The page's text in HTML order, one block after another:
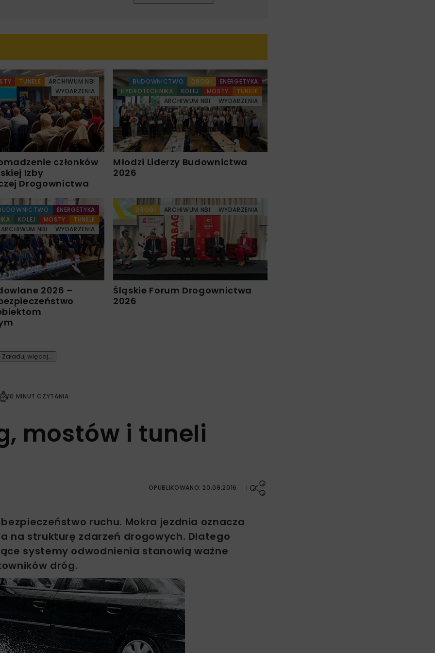
TUNELE
ARCHIWUM NBI
WYDARZENIA
członków
Izby
Drogownictwa
BUDOWNICTWO DROGI
ENERGETYKA
HYDROTECHNIKA
KOLEJ MOSTY
TUNELE
ARCHIWUM NBI
WYDARZENIA
Młodzi Liderzy Budownictwa
2026
ENERGETYKA
KOLEJ MOSTY
TUNELE
ARCHIWUM NBI
WYDARZENIA
2026 –
DROGI ARCHIWUM NBI WYDARZENIA
Śląskie Forum Drogownictwa
2026
Załaduj więcej...
10 MINUT CZYTANIA
mostów i tuneli
OPUBLIKOWANO: 20.09.2016
ruchu. Mokra jezdnia oznacza
na strukturę zdarzeń drogowych. Dlatego
systemy odwodnienia stanowią ważne
dróg.